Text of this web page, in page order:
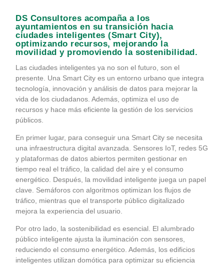
DS Consultores acompaña a los
ayuntamientos en su transición hacia
ciudades inteligentes (Smart City),
optimizando recursos, mejorando la
movilidad y promoviendo la sostenibilidad.
Las ciudades inteligentes ya no son el futuro, son el
presente. Una Smart City es un entorno urbano que integra
tecnología, innovación y análisis de datos para mejorar la
vida de los ciudadanos. Además, optimiza el uso de
recursos y hace más eficiente la gestión de los servicios
públicos.
En primer lugar, para conseguir una Smart City se necesita
una infraestructura digital avanzada. Sensores IoT, redes 5G
y plataformas de datos abiertos permiten gestionar en
tiempo real el tráfico, la calidad del aire y el consumo
energético. Después, la movilidad inteligente juega un papel
clave. Semáforos con algoritmos optimizan los flujos de
tráfico, mientras que el transporte público digitalizado
mejora la experiencia del usuario.
Por otro lado, la sostenibilidad es esencial. El alumbrado
público inteligente ajusta la iluminación con sensores,
reduciendo el consumo energético. Además, los edificios
inteligentes utilizan domótica para optimizar su eficiencia